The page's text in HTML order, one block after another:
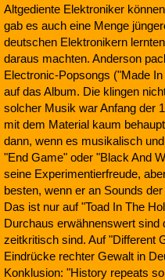
Altgediente Elektroniker
gab es auch eine Menge
deutschen Elektronikern
daraus machten. Anderson
Electronic-Popsongs ("Made
auf das Album. Die klingen
solcher Musik war Anfang der
mit dem Material kaum
dann, wenn es musikalisch
"End Game" oder "Black And
seine Experimentierfreude,
besten, wenn er an Sounds
Das ist nur auf "Toad In The
Durchaus erwähnenswert sind
zeitkritisch sind. Auf "Different
Eindrücke rechter Gewalt in
Konklusion: "History repeats